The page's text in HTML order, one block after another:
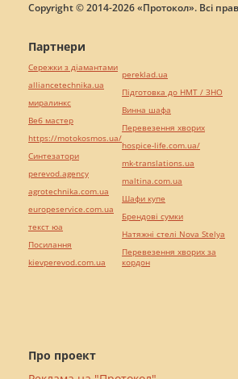
Copyright © 2014-2026 «Протокол». Всі
Про проект
Партнери
Сережки з діамантами
alliancetechnika.ua
миралинкс
Веб мастер
https://motokosmos.ua/
Синтезатори
perevod.agency
agrotechnika.com.ua
europeservice.com.ua
текст юа
Посилання
kievperevod.com.ua
pereklad.ua
Підготовка до НМТ / ЗНО
Винна шафа
Перевезення хворих
hospice-life.com.ua/
mk-translations.ua
maltina.com.ua
Шафи купе
Брендові сумки
Натяжні стелі Nova Stelya
Перевезення хворих за
кордон